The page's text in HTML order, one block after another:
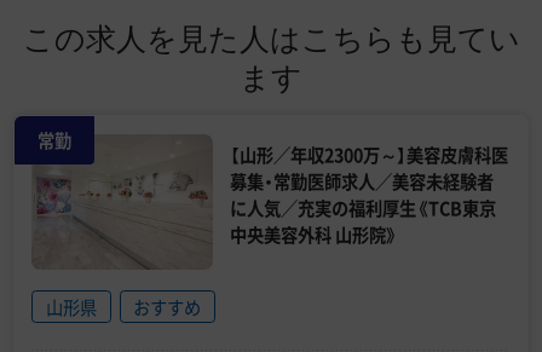
この求人を見た人はこちらも見てい
ます
常勤
【山形／年収2300万～】美容皮膚科医
募集・常勤医師求人／美容未経験者
に人気／充実の福利厚生《TCB東京
中央美容外科 山形院》
山形県 おすすめ